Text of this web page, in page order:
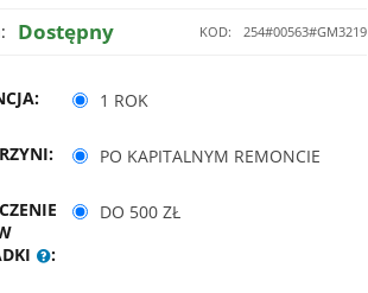
KOD: 254#00563#GM3219
Dostępny
1 ROK
PO KAPITALNYM REMONCIE
:
DO 500 ZŁ